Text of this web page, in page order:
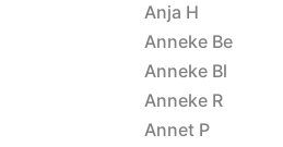
Anja H
Anneke Be
Anneke Bl
Anneke R
Annet P